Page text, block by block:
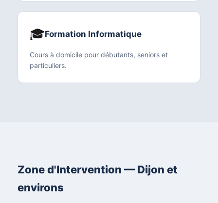
🎓Formation Informatique
Cours à domicile pour débutants, seniors et
particuliers.
Zone d'Intervention — Dijon et
environs